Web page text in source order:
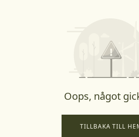
Oops, något
TILLBAKA TILL